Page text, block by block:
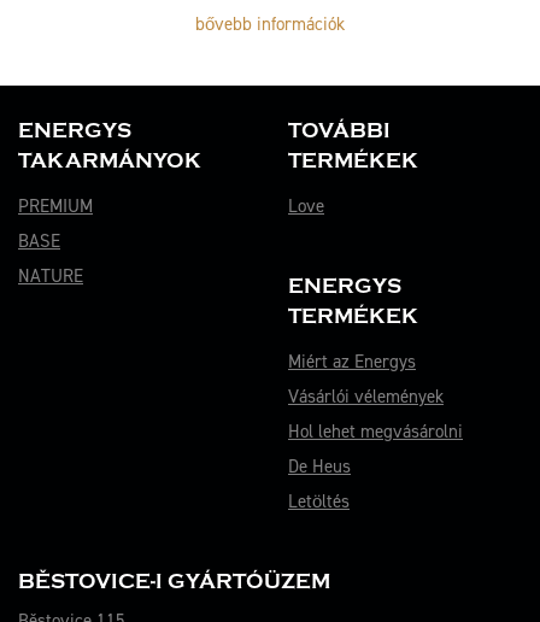
bővebb információk
ENERGYS
TAKARMÁNYOK
PREMIUM
BASE
NATURE
TOVÁBBI
TERMÉKEK
Love
ENERGYS
TERMÉKEK
Miért az Energys
Vásárlói vélemények
Hol lehet megvásárolni
De Heus
Letöltés
BĚSTOVICE-I GYÁRTÓÜZEM